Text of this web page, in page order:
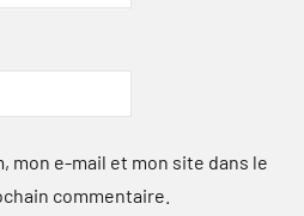
mon e-mail et mon site dans le
commentaire.